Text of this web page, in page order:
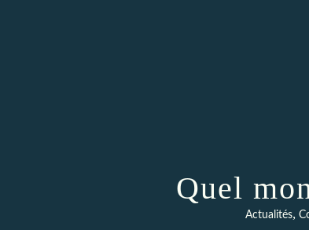
Quel
Actualités,